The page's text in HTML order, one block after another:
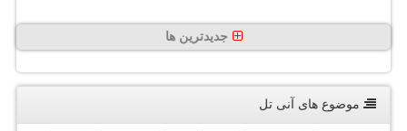
جدیدترین ها
موضوع های آنی تل